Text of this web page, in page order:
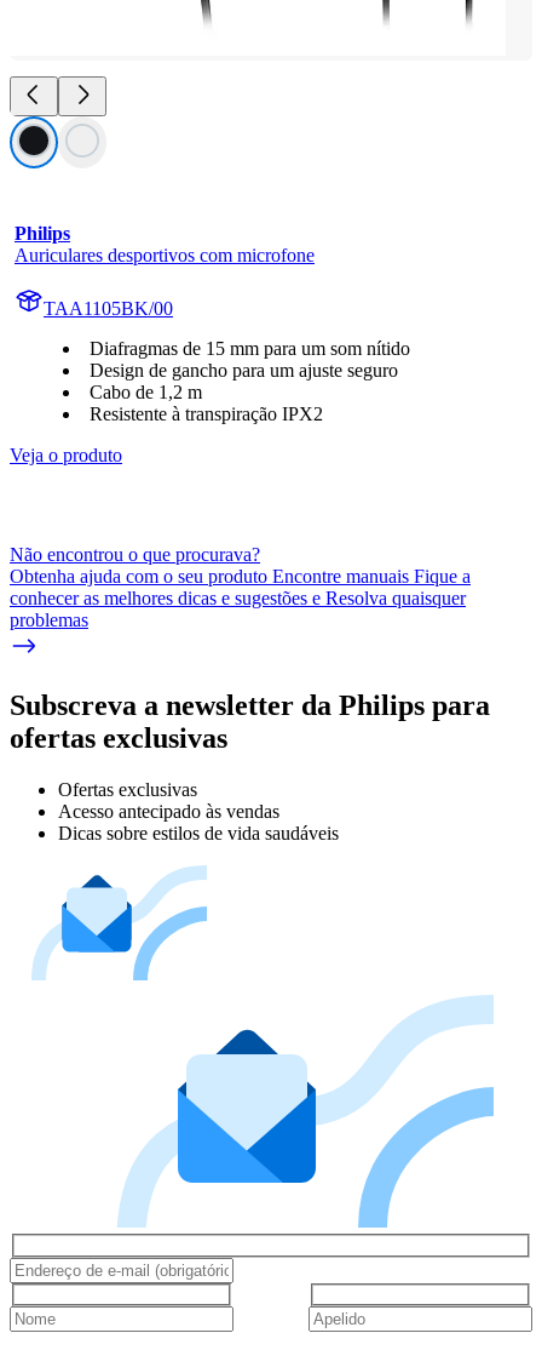
Philips
Auriculares desportivos com microfone
TAA1105BK/00
Diafragmas de 15 mm para um som nítido
Design de gancho para um ajuste seguro
Cabo de 1,2 m
Resistente à transpiração IPX2
Veja o produto
Não encontrou o que procurava?
Obtenha ajuda com o seu produto Encontre manuais Fique a
conhecer as melhores dicas e sugestões e Resolva quaisquer
problemas
Subscreva a newsletter da Philips para
ofertas exclusivas
Ofertas exclusivas
Acesso antecipado às vendas
Dicas sobre estilos de vida saudáveis